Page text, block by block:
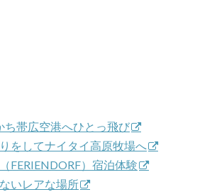
帯広空港へひとっ飛び
をしてナイタイ高原牧場へ
FERIENDORF）宿泊体験
いレアな場所